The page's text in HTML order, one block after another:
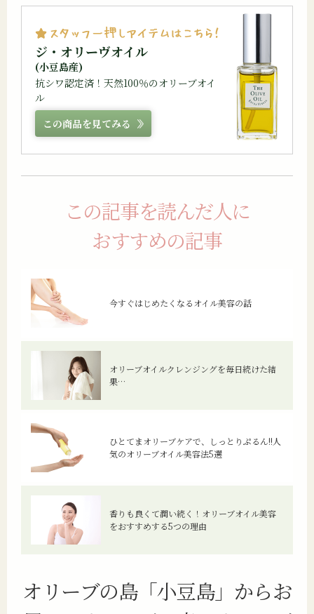
ジ・オリーヴオイル
(小豆島産)
抗シワ認定済！天然100％のオリーブオイ
ル
この商品を見てみる
この記事を読んだ人に
おすすめの記事
今すぐはじめたくなるオイル美容の話
オリーブオイルクレンジングを毎日続けた結
果…
ひとてまオリーブケアで、しっとりぷるん!!人
気のオリーブオイル美容法5選
香りも良くて潤い続く！オリーブオイル美容
をおすすめする5つの理由
オリーブの島「小豆島」からお